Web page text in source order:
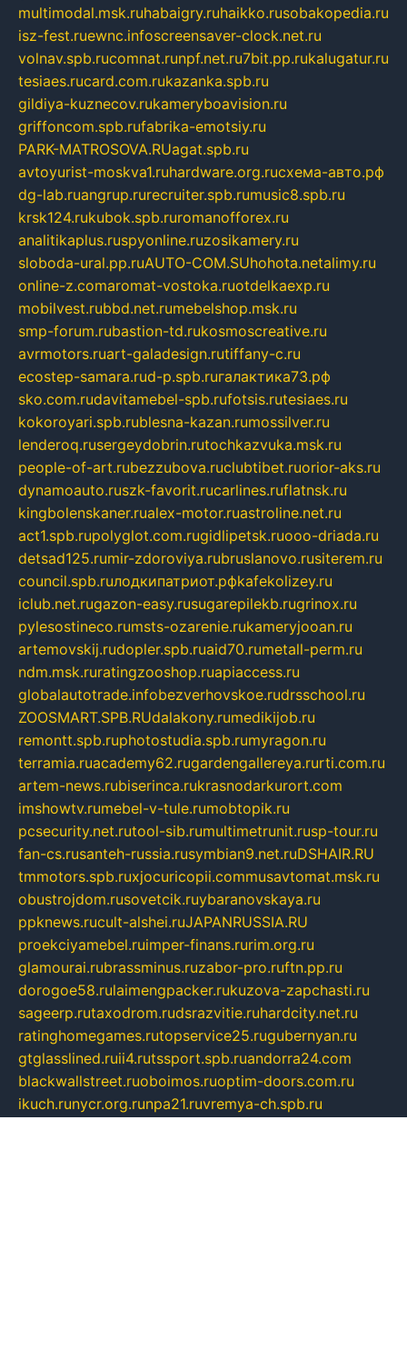
multimodal.msk.ruhabaigry.ruhaikko.rusobakopedia.ru
isz-fest.ruewnc.infoscreensaver-clock.net.ru
volnav.spb.rucomnat.runpf.net.ru7bit.pp.rukalugatur.ru
tesiaes.rucard.com.rukazanka.spb.ru
gildiya-kuznecov.rukameryboavision.ru
griffoncom.spb.rufabrika-emotsiy.ru
PARK-MATROSOVA.RUagat.spb.ru
avtoyurist-moskva1.ruhardware.org.ruсхема-авто.рф
dg-lab.ruangrup.rurecruiter.spb.rumusic8.spb.ru
krsk124.rukubok.spb.ruromanofforex.ru
analitikaplus.ruspyonline.ruzosikamery.ru
sloboda-ural.pp.ruAUTO-COM.SUhohota.netalimy.ru
online-z.comaromat-vostoka.ruotdelkaexp.ru
mobilvest.rubbd.net.rumebelshop.msk.ru
smp-forum.rubastion-td.rukosmoscreative.ru
avrmotors.ruart-galadesign.rutiffany-c.ru
ecostep-samara.rud-p.spb.ruгалактика73.рф
sko.com.rudavitamebel-spb.rufotsis.rutesiaes.ru
kokoroyari.spb.rublesna-kazan.rumossilver.ru
lenderoq.rusergeydobrin.rutochkazvuka.msk.ru
people-of-art.rubezzubova.ruclubtibet.ruorior-aks.ru
dynamoauto.ruszk-favorit.rucarlines.ruflatnsk.ru
kingbolenskaner.rualex-motor.ruastroline.net.ru
act1.spb.rupolyglot.com.rugidlipetsk.ruooo-driada.ru
detsad125.rumir-zdoroviya.rubruslanovo.rusiterem.ru
council.spb.ruлодкипатриот.рфkafekolizey.ru
iclub.net.rugazon-easy.rusugarepilekb.rugrinox.ru
pylesostineco.rumsts-ozarenie.rukameryjooan.ru
artemovskij.rudopler.spb.ruaid70.rumetall-perm.ru
ndm.msk.ruratingzooshop.ruapiaccess.ru
globalautotrade.infobezverhovskoe.rudrsschool.ru
ZOOSMART.SPB.RUdalakony.rumedikijob.ru
remontt.spb.ruphotostudia.spb.rumyragon.ru
terramia.ruacademy62.rugardengallereya.rurti.com.ru
artem-news.rubiserinca.rukrasnodarkurort.com
imshowtv.rumebel-v-tule.rumobtopik.ru
pcsecurity.net.rutool-sib.rumultimetrunit.rusp-tour.ru
fan-cs.rusanteh-russia.rusymbian9.net.ruDSHAIR.RU
tmmotors.spb.ruxjocuricopii.commusavtomat.msk.ru
obustrojdom.rusovetcik.ruybaranovskaya.ru
ppknews.rucult-alshei.ruJAPANRUSSIA.RU
proekciyamebel.ruimper-finans.rurim.org.ru
glamourai.rubrassminus.ruzabor-pro.ruftn.pp.ru
dorogoe58.rulaimengpacker.rukuzova-zapchasti.ru
sageerp.rutaxodrom.rudsrazvitie.ruhardcity.net.ru
ratinghomegames.rutopservice25.rugubernyan.ru
gtglasslined.ruii4.rutssport.spb.ruandorra24.com
blackwallstreet.ruoboimos.ruoptim-doors.com.ru
ikuch.runycr.org.runpa21.ruvremya-ch.spb.ru